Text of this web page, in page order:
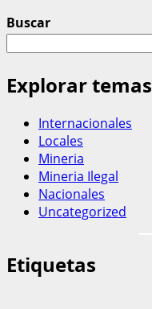
Buscar
Explorar temas
Internacionales
Locales
Mineria
Mineria Ilegal
Nacionales
Uncategorized
Etiquetas